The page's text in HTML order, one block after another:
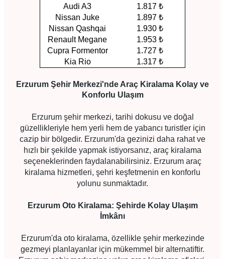
Audi A3
1.817 ₺
Nissan Juke
1.897 ₺
Nissan Qashqai
1.930 ₺
Renault Megane
1.953 ₺
Cupra Formentor
1.727 ₺
Kia Rio
1.317 ₺
Erzurum Şehir Merkezi'nde Araç Kiralama Kolay ve
Konforlu Ulaşım
Erzurum şehir merkezi, tarihi dokusu ve doğal
güzellikleriyle hem yerli hem de yabancı turistler için
cazip bir bölgedir. Erzurum'da gezinizi daha rahat ve
hızlı bir şekilde yapmak istiyorsanız, araç kiralama
seçeneklerinden faydalanabilirsiniz. Erzurum araç
kiralama hizmetleri, şehri keşfetmenin en konforlu
yolunu sunmaktadır.
Erzurum Oto Kiralama: Şehirde Kolay Ulaşım
İmkânı
Erzurum'da oto kiralama, özellikle şehir merkezinde
gezmeyi planlayanlar için mükemmel bir alternatiftir.